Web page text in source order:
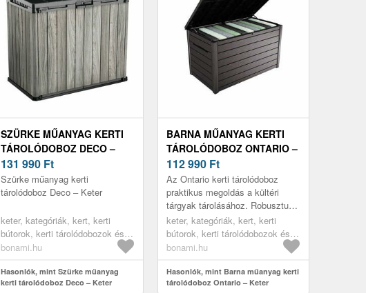
SZÜRKE MŰANYAG KERTI
TÁROLÓDOBOZ DECO –
KETER
131 990 Ft
Szürke műanyag kerti
tárolódoboz Deco – Keter
keter, kategóriák, kert, kerti
bútorok, kerti tárolódobozok és
szekrények, kerti dobozok
bonami.hu
Hasonlók, mint Szürke műanyag
kerti tárolódoboz Deco – Keter
BARNA MŰANYAG KERTI
TÁROLÓDOBOZ ONTARIO –
KETER
112 990 Ft
Az Ontario kerti tárolódoboz
praktikus megoldás a kültéri
tárgyak tárolásához. Robusztus
felépítése időjárás-állóságot és
hosszú élettartamot bizto...
keter, kategóriák, kert, kerti
bútorok, kerti tárolódobozok és
szekrények, kerti dobozok
bonami.hu
Hasonlók, mint Barna műanyag kerti
tárolódoboz Ontario – Keter